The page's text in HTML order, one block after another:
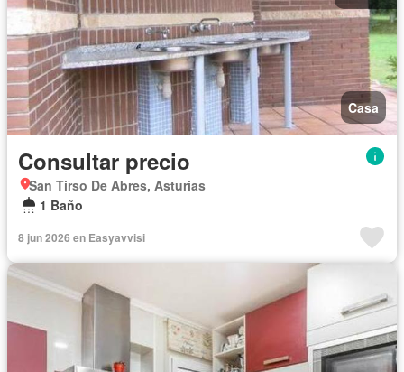
Casa
Consultar precio
San Tirso De Abres, Asturias
1 Baño
8 jun 2026 en Easyavvisi